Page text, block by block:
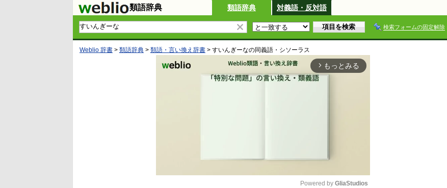
類語辞典 類語辞典 対義語・反対語
検索フォームの固定解除
Weblio 辞書 > 類語辞典 > 類語・言い換え辞書 > すいんぎーなの同義語・シソーラス
arrow_forward_ios もっとみる
Powered by GliaStudios